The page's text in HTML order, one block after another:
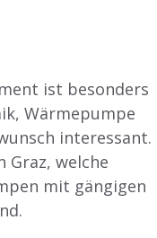
ist besonders
Wärmepumpe
interessant.
Graz, welche
mit gängigen